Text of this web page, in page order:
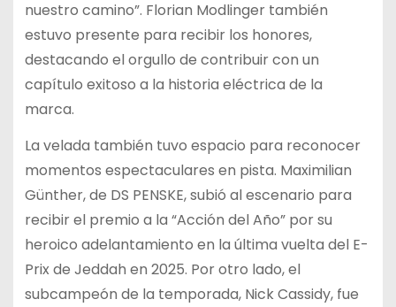
nuestro camino”. Florian Modlinger también
estuvo presente para recibir los honores,
destacando el orgullo de contribuir con un
capítulo exitoso a la historia eléctrica de la
marca.
La velada también tuvo espacio para reconocer
momentos espectaculares en pista. Maximilian
Günther, de DS PENSKE, subió al escenario para
recibir el premio a la “Acción del Año” por su
heroico adelantamiento en la última vuelta del E-
Prix de Jeddah en 2025. Por otro lado, el
subcampeón de la temporada, Nick Cassidy, fue